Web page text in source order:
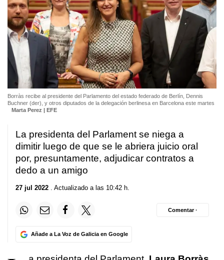
Borràs recibe al presidente del Parlamento del estado federado de Berlín, Dennis
Buchner (der), y otros diputados de la delegación berlinesa en Barcelona este martes
Marta Perez | EFE
La presidenta del Parlament se niega a
dimitir luego de que se le abriera juicio oral
por, presuntamente, adjudicar contratos a
dedo a un amigo
27 jul 2022 . Actualizado a las 10:42 h.
Añade a La Voz de Galicia en Google
Comentar ·